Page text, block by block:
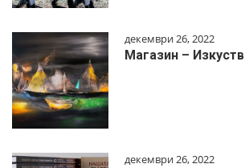
декември 26, 2022
Магазин –
декември 26, 2022